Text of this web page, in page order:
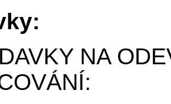
NA